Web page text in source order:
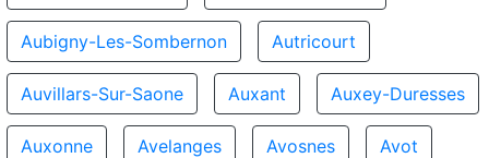
Aubigny-Les-Sombernon Autricourt
Auvillars-Sur-Saone Auxant Auxey-Duresses
Auxonne Avelanges Avosnes Avot